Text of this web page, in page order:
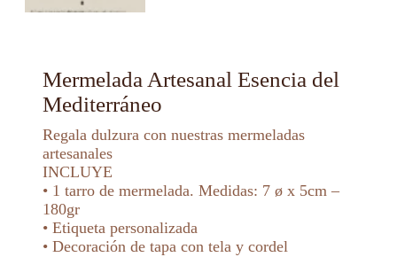
Mermelada Artesanal Esencia del
Mediterráneo
Regala dulzura con nuestras mermeladas
artesanales
INCLUYE
• 1 tarro de mermelada. Medidas: 7 ø x 5cm –
180gr
• Etiqueta personalizada
• Decoración de tapa con tela y cordel